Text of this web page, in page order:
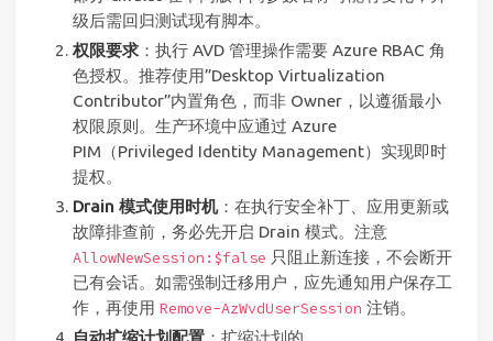
级后需回归测试现有脚本。
权限要求：执行 AVD 管理操作需要 Azure RBAC 角
色授权。推荐使用”Desktop Virtualization
Contributor”内置角色，而非 Owner，以遵循最小
权限原则。生产环境中应通过 Azure
PIM（Privileged Identity Management）实现即时
提权。
Drain 模式使用时机：在执行安全补丁、应用更新或
故障排查前，务必先开启 Drain 模式。注意
AllowNewSession:$false 只阻止新连接，不会断开
已有会话。如需强制迁移用户，应先通知用户保存工
作，再使用 Remove-AzWvdUserSession 注销。
自动扩缩计划配置：扩缩计划的